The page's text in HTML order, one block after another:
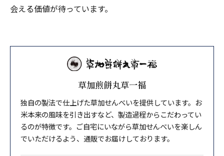
会える価値が待っています。
草加煎餅丸草一福
独自の製法で仕上げた草加せんべいを提供しています。お
米本来の風味を引き出すなど、製造過程からこだわってい
るのが特徴です。ご自宅にいながら草加せんべいを楽しん
でいただけるよう、通販でお届けしております。